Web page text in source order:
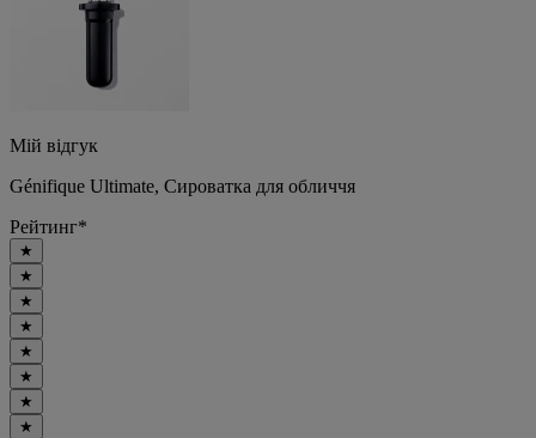
Мій відгук
Génifique Ultimate, Сироватка для обличчя
Рейтинг*
★
★
★
★
★
★
★
★